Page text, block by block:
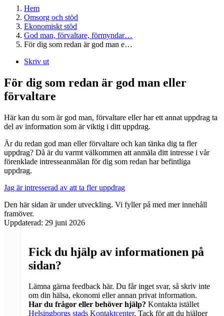
Hem
Omsorg och stöd
Ekonomiskt stöd
God man, förvaltare, förmyndar…
För dig som redan är god man e…
Skriv ut
För dig som redan är god man eller
förvaltare
Här kan du som är god man, förvaltare eller har ett annat uppdrag ta
del av information som är viktig i ditt uppdrag.
Är du redan god man eller förvaltare och kan tänka dig ta fler
uppdrag? Då är du varmt välkommen att anmäla ditt intresse i vår
förenklade intresseanmälan för dig som redan har befintliga
uppdrag.
Jag är intresserad av att ta fler uppdrag
Den här sidan är under utveckling. Vi fyller på med mer innehåll
framöver.
Uppdaterad: 29 juni 2026
Fick du hjälp av informationen på
sidan?
Lämna gärna feedback här. Du får inget svar, så skriv inte
om din hälsa, ekonomi eller annan privat information.
Har du frågor eller behöver hjälp? Kontakta istället
Helsingborgs stads Kontaktcenter. Tack för att du hjälper